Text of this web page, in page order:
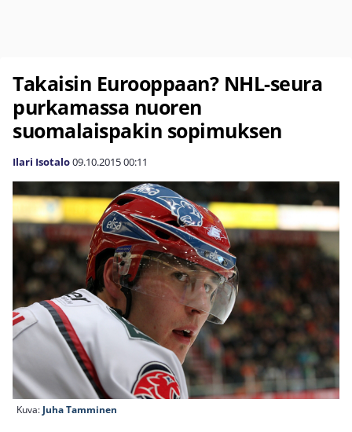
Takaisin Eurooppaan? NHL-seura
purkamassa nuoren
suomalaispakin sopimuksen
Ilari Isotalo09.10.201500:11
Kuva: Juha Tamminen